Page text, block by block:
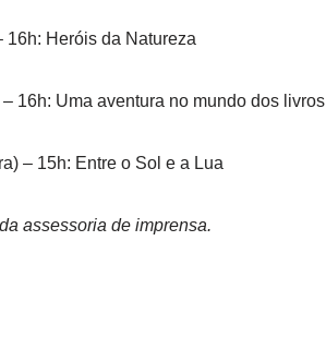
16h: Heróis da Natureza
16h: Uma aventura no mundo dos livros
– 15h: Entre o Sol e a Lua
assessoria de imprensa.